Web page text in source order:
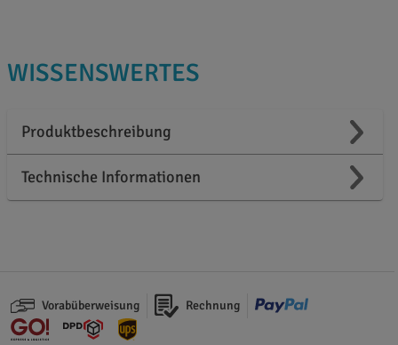
WISSENSWERTES
Produktbeschreibung
Technische Informationen
Vorabüberweisung Rechnung